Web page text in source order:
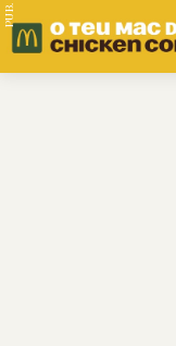
PUB.